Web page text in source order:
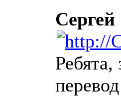
Сергей
Ребята,